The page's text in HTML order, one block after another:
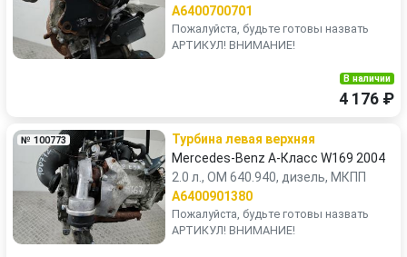
A6400700701
Пожалуйста, будьте готовы назвать
АРТИКУЛ! ВНИМАНИЕ!
В наличии
4 176 ₽
№ 100773
Турбина левая верхняя
Mercedes-Benz A-Класс W169 2004
2.0 л., OM 640.940, дизель, МКПП
A6400901380
Пожалуйста, будьте готовы назвать
АРТИКУЛ! ВНИМАНИЕ!